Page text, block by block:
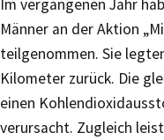
Im vergangenen Jahr
Männer an der Aktion
teilgenommen. Sie
Kilometer zurück. Die
einen
verursacht. Zugleich